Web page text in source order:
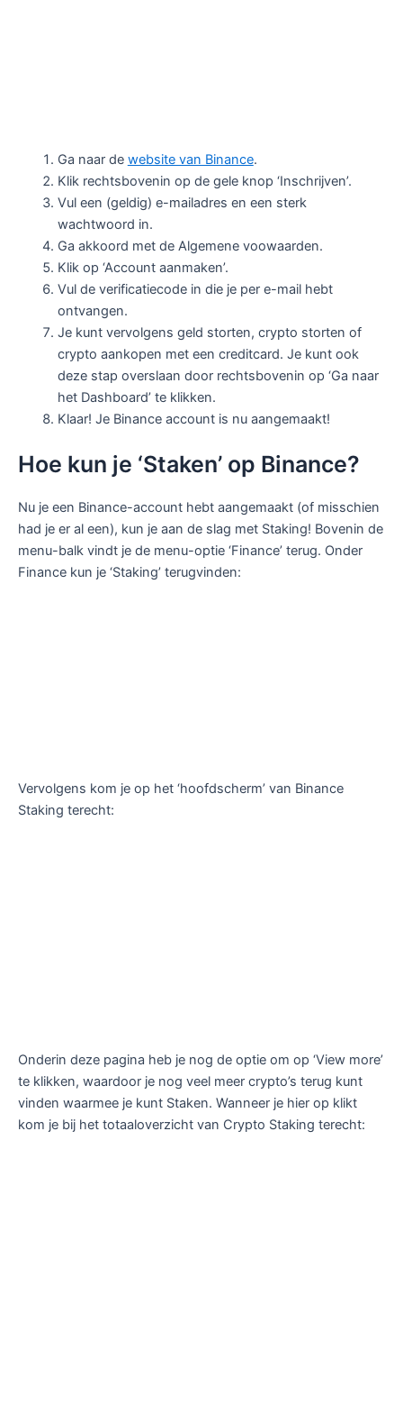
Ga naar de website van Binance.
Klik rechtsbovenin op de gele knop ‘Inschrijven’.
Vul een (geldig) e-mailadres en een sterk
wachtwoord in.
Ga akkoord met de Algemene voowaarden.
Klik op ‘Account aanmaken’.
Vul de verificatiecode in die je per e-mail hebt
ontvangen.
Je kunt vervolgens geld storten, crypto storten of
crypto aankopen met een creditcard. Je kunt ook
deze stap overslaan door rechtsbovenin op ‘Ga naar
het Dashboard’ te klikken.
Klaar! Je Binance account is nu aangemaakt!
Hoe kun je ‘Staken’ op Binance?
Nu je een Binance-account hebt aangemaakt (of misschien
had je er al een), kun je aan de slag met Staking! Bovenin de
menu-balk vindt je de menu-optie ‘Finance’ terug. Onder
Finance kun je ‘Staking’ terugvinden:
Vervolgens kom je op het ‘hoofdscherm’ van Binance
Staking terecht:
Onderin deze pagina heb je nog de optie om op ‘View more’
te klikken, waardoor je nog veel meer crypto’s terug kunt
vinden waarmee je kunt Staken. Wanneer je hier op klikt
kom je bij het totaaloverzicht van Crypto Staking terecht: